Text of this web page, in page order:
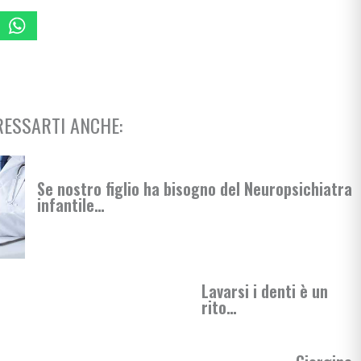
ANCHE:
Se nostro figlio ha bisogno del Neuropsichiatra
infantile…
Lavarsi i denti è un
rito…